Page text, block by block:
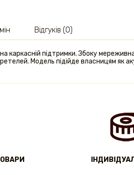
підтримки. Збоку
Модель підійде власницям як
Відгуків (0)